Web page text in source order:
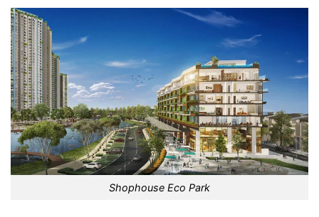
Shophouse Eco Park